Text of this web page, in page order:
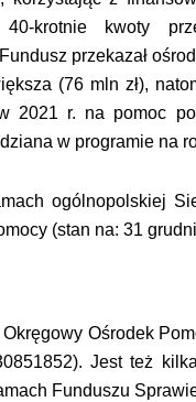
krotnie kwoty
przekazał
(76 mln zł),
2021 r. na pomoc
w programie na
ogólnopolskiej
(stan na: 31
Ośrodek
Jest też
Funduszu